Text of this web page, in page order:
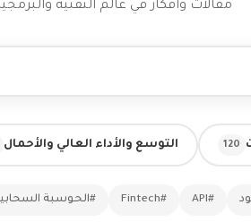
مقالات وأفكار في عالم التقنية
120 التوسع والأداء العالي والأحمال
#API
#Fintech #الحوسبة